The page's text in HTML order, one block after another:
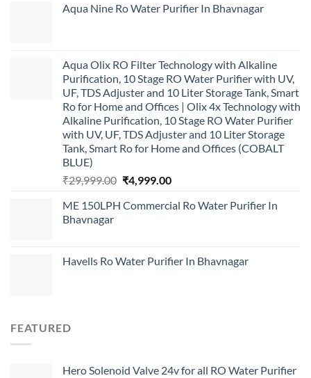
Aqua Nine Ro Water Purifier In Bhavnagar
Aqua Olix RO Filter Technology with Alkaline
Purification, 10 Stage RO Water Purifier with UV,
UF, TDS Adjuster and 10 Liter Storage Tank, Smart
Ro for Home and Offices | Olix 4x Technology with
Alkaline Purification, 10 Stage RO Water Purifier
with UV, UF, TDS Adjuster and 10 Liter Storage
Tank, Smart Ro for Home and Offices (COBALT
BLUE)
₹29,999.00 Original
was:
₹4,999.00Current
is:
ME 150LPH Commercial Ro Water Purifier In
Bhavnagar
Havells Ro Water Purifier In Bhavnagar
FEATURED
Hero Solenoid Valve 24v for all RO Water Purifier